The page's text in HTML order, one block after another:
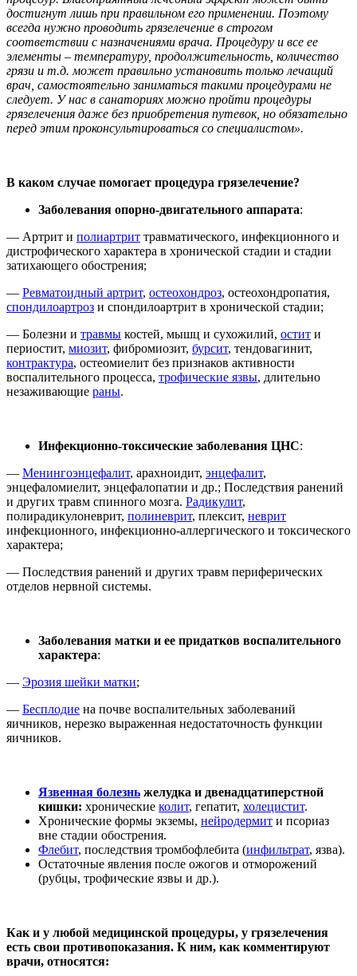
достигнут лишь при правильном его применении. Поэтому
всегда нужно проводить грязелечение в строгом
соответствии с назначениями врача. Процедуру и все ее
элементы – температуру, продолжительность, количество
грязи и т.д. может правильно установить только лечащий
врач, самостоятельно заниматься такими процедурами не
следует. У нас в санаториях можно пройти процедуры
грязелечения даже без приобретения путевок, но обязательно
перед этим проконсультироваться со специалистом».
В каком случае помогает процедура грязелечение?
Заболевания опорно-двигательного аппарата:
— Артрит и полиартрит травматического, инфекционного и
дистрофического характера в хронической стадии и стадии
затихающего обострения;
— Ревматоидный артрит, остеохондроз, остеохондропатия,
спондилоартроз и спондилоартрит в хронической стадии;
— Болезни и травмы костей, мышц и сухожилий, остит и
периостит, миозит, фибромиозит, бурсит, тендовагинит,
контрактура, остеомиелит без признаков активности
воспалительного процесса, трофические язвы, длительно
незаживающие раны.
Инфекционно-токсические заболевания ЦНС:
— Менингоэнцефалит, арахноидит, энцефалит,
энцефаломиелит, энцефалопатии и др.; Последствия ранений
и других травм спинного мозга. Радикулит,
полирадикулоневрит, полиневрит, плексит, неврит
инфекционного, инфекционно-аллергического и токсического
характера;
— Последствия ранений и других травм периферических
отделов нервной системы.
Заболевания матки и ее придатков воспалительного
характера:
— Эрозия шейки матки;
— Бесплодие на почве воспалительных заболеваний
яичников, нерезко выраженная недостаточность функции
яичников.
Язвенная болезнь желудка и двенадцатиперстной
кишки: хронические колит, гепатит, холецистит.
Хронические формы экземы, нейродермит и псориаз
вне стадии обострения.
Флебит, последствия тромбофлебита (инфильтрат, язва).
Остаточные явления после ожогов и отморожений
(рубцы, трофические язвы и др.).
Как и у любой медицинской процедуры, у грязелечения
есть свои противопоказания. К ним, как комментируют
врачи, относятся: